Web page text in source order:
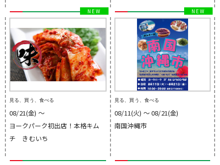
見る、買う、食べる
08/21(金) 〜
ヨークパーク初出店！本格キム
チ きむいち
見る、買う、食べる
08/11(火) 〜 08/21(金)
南国沖縄市